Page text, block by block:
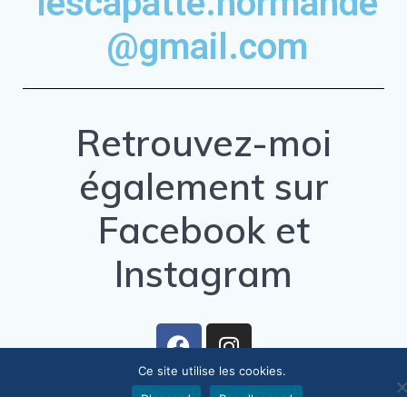
@gmail.com
Retrouvez-moi
également sur
Facebook et
Instagram
Ce site utilise les cookies.